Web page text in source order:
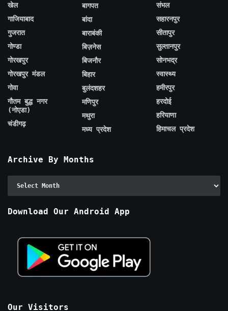
खेल
गाजियाबाद
गुजरात
गोण्डा
गोरखपुर
गोरखपुर मंडल
गोवा
गौतम बुद्ध नगर
(नोएडा)
चंडीगढ़
बागपत
बांदा
बाराबंकी
बिज़नेस
बिजनौर
बिहार
बुलंदशहर
मणिपुर
मथुरा
मध्य प्रदेश
संभल
सहारनपुर
सीतापुर
सुल्तानपुर
सोनभद्र
स्वास्थ्य
हमीरपुर
हरदोई
हरियाणा
हिमाचल प्रदेश
Archive By Months
Download Our Android App
Our Visitors